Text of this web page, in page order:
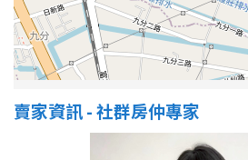
賣家資訊 - 社群房仲專家